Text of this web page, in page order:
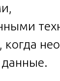
когда
данные.